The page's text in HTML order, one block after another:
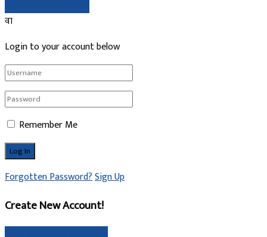
वा
Login to your account below
Remember Me
Forgotten Password?Sign Up
Create New Account!